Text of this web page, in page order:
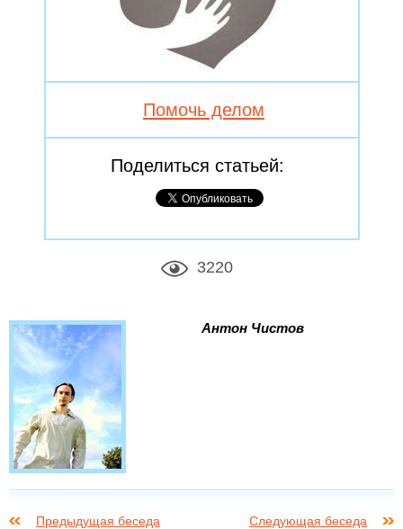
Помочь делом
Поделиться статьей:
3220
Антон Чистов
Предыдущая беседа Следующая беседа